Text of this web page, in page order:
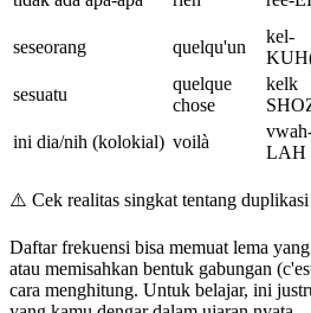
seseorang
quelqu'un
kel-
sesuatu
quelque
chose
kelk
ini dia/nih (kolokial) voilà
LAH
⚠️ Cek realitas singkat tentang duplikasi
Daftar frekuensi bisa memuat lema
atau memisahkan bentuk gabungan
cara menghitung. Untuk belajar, ini